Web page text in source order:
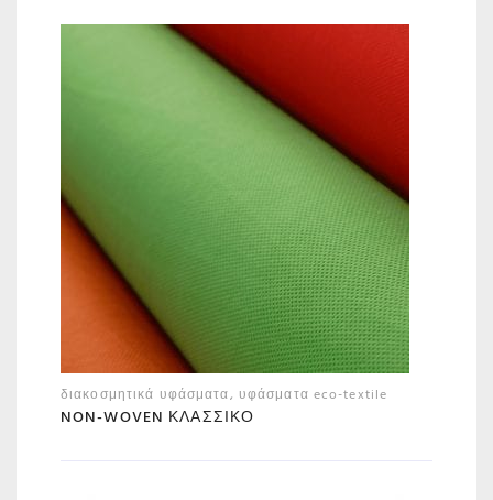
διακοσμητικά υφάσματα, υφάσματα eco-textile
NON-WOVEN ΚΛΑΣΣΙΚΌ